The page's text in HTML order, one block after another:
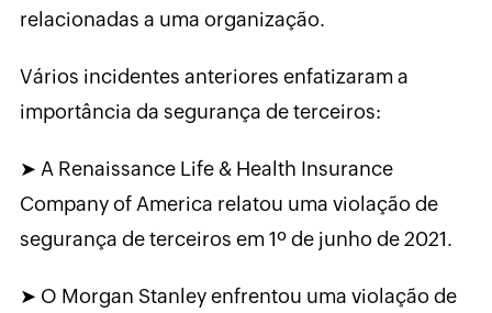
relacionadas a uma organização.
Vários incidentes anteriores enfatizaram a
importância da segurança de terceiros:
➤ A Renaissance Life & Health Insurance
Company of America relatou uma violação de
segurança de terceiros em 1º de junho de 2021.
➤ O Morgan Stanley enfrentou uma violação de